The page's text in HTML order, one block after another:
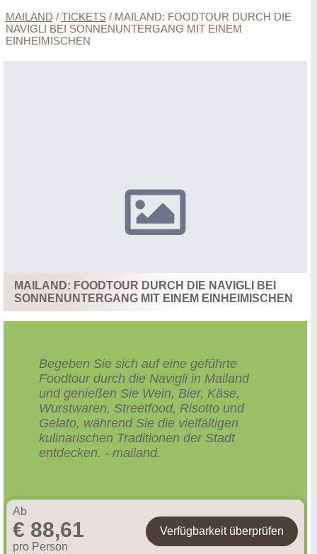
MAILAND / TICKETS/ MAILAND: FOODTOUR DURCH DIE
NAVIGLI BEI SONNENUNTERGANG MIT EINEM
EINHEIMISCHEN
MAILAND: FOODTOUR DURCH DIE NAVIGLI BEI
SONNENUNTERGANG MIT EINEM EINHEIMISCHEN
Begeben Sie sich auf eine geführte
Foodtour durch die Navigli in Mailand
und genießen Sie Wein, Bier, Käse,
Wurstwaren, Streetfood, Risotto und
Gelato, während Sie die vielfältigen
kulinarischen Traditionen der Stadt
entdecken. - mailand.
Ab
€ 88,61
pro Person
Verfügbarkeit überprüfen